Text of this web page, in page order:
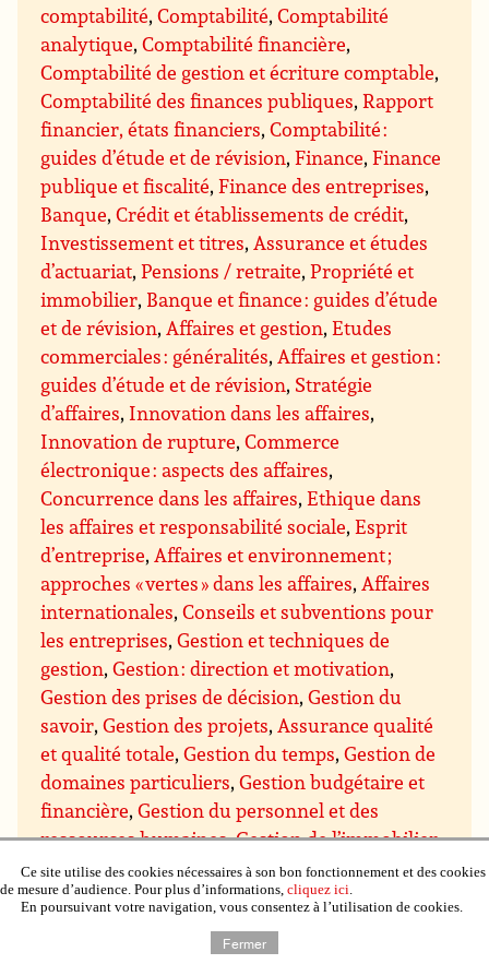
comptabilité,Comptabilité,Comptabilité
analytique,Comptabilité financière,
Comptabilité de gestion et écriture comptable,
Comptabilité des finances publiques,Rapport
financier, états financiers,Comptabilité :
guides d’étude et de révision,Finance,Finance
publique et fiscalité,Finance des entreprises,
Banque,Crédit et établissements de crédit,
Investissement et titres,Assurance et études
d’actuariat,Pensions / retraite,Propriété et
immobilier, Banque et finance : guides d’étude
et de révision,Affaires et gestion,Etudes
commerciales : généralités,Affaires et gestion :
guides d’étude et de révision, Stratégie
d’affaires, Innovation dans les affaires,
Innovation de rupture,Commerce
électronique : aspects des affaires,
Concurrence dans les affaires,Ethique dans
les affaires et responsabilité sociale,Esprit
d’entreprise,Affaires et environnement ;
approches « vertes » dans les affaires,Affaires
internationales,Conseils et subventions pour
les entreprises,Gestion et techniques de
gestion,Gestion : direction et motivation,
Gestion des prises de décision,Gestion du
savoir,Gestion des projets,Assurance qualité
et qualité totale,Gestion du temps,Gestion de
domaines particuliers,Gestion budgétaire et
financière,Gestion du personnel et des
ressources humaines,Gestion de l’immobilier,
de la propriété et du matériel,Gestion de la
production et du contrôle qualité,Gestion de
recherche et développement (R & D)
des ventes et marketing,Gestion des achats et
Ce site utilise des cookies nécessaires à son bon fonctionnement et des cookies
de mesure d’audience. Pour plus d’informations, cliquez ici.
En poursuivant votre navigation, vous consentez à l’utilisation de cookies.
Fermer